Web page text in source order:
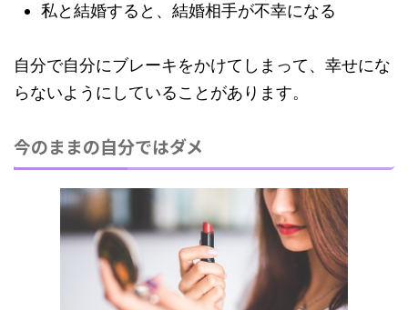
私と結婚すると、結婚相手が不幸になる
自分で自分にブレーキをかけてしまって、幸せにな
らないようにしていることがあります。
今のままの自分ではダメ